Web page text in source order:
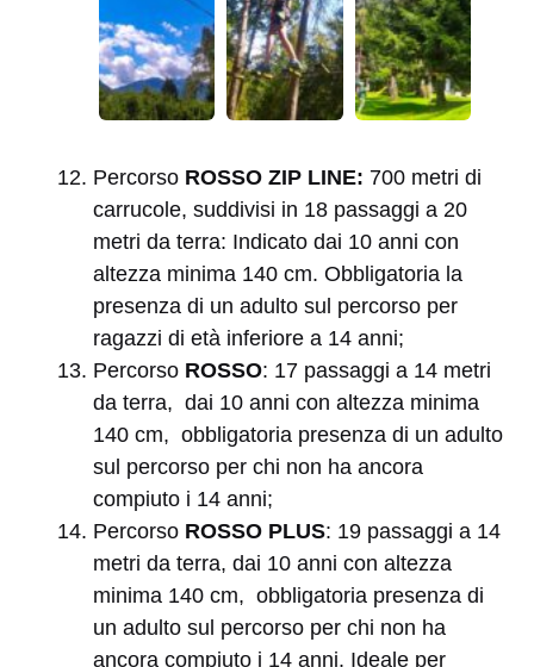
Percorso ROSSO ZIP LINE: 700 metri di
carrucole, suddivisi in 18 passaggi a 20
metri da terra: Indicato dai 10 anni con
altezza minima 140 cm. Obbligatoria la
presenza di un adulto sul percorso per
ragazzi di età inferiore a 14 anni;
Percorso ROSSO: 17 passaggi a 14 metri
da terra, dai 10 anni con altezza minima
140 cm, obbligatoria presenza di un adulto
sul percorso per chi non ha ancora
compiuto i 14 anni;
Percorso ROSSO PLUS: 19 passaggi a 14
metri da terra, dai 10 anni con altezza
minima 140 cm, obbligatoria presenza di
un adulto sul percorso per chi non ha
ancora compiuto i 14 anni. Ideale per